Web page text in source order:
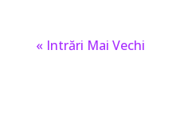
« Intrări Mai Vechi